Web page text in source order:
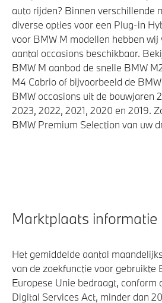
auto rijden? Binnen verschillende
diverse opties voor een Plug-in
voor BMW M modellen hebben wij
aantal occasions beschikbaar.
BMW M aanbod de snelle BMW
M4 Cabrio of bijvoorbeeld de
BMW occasions uit de bouwjaren
2023, 2022, 2021, 2020 en 2019.
BMW Premium Selection van uw
Marktplaats informatie
Het gemiddelde aantal
van de zoekfunctie voor gebruikte
Europese Unie bedraagt, conform
Digital Services Act, minder dan